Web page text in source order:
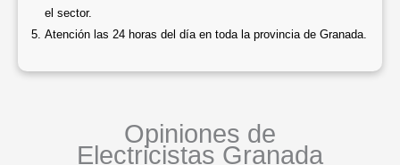
el sector.
Atención las 24 horas del día en toda la provincia de Granada.
Opiniones de
Electricistas Granada